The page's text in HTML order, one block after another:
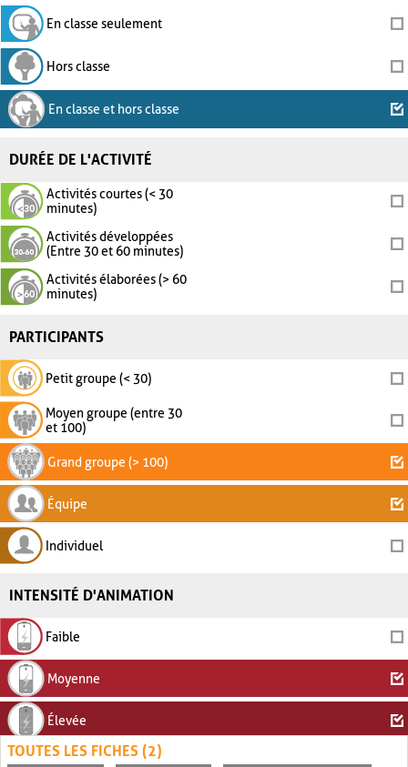
En classe seulement
Hors classe
En classe et hors classe
DURÉE DE L'ACTIVITÉ
Activités courtes (< 30
minutes)
Activités développées
(Entre 30 et 60 minutes)
Activités élaborées (> 60
minutes)
PARTICIPANTS
Petit groupe (< 30)
Moyen groupe (entre 30
et 100)
Grand groupe (> 100)
Équipe
Individuel
INTENSITÉ D'ANIMATION
Faible
Moyenne
Élevée
TOUTES LES FICHES (2)